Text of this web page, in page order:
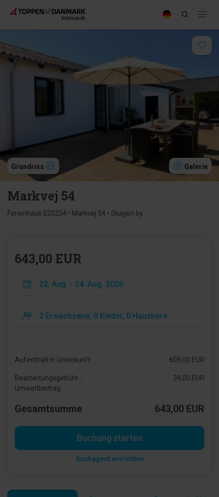
Grundriss Galerie
Markvej 54
Ferienhaus 020254 • Markvej 54 • Skagen by
643,00 EUR
Aufenthalt in Unterkunft 609,00 EUR
Bearbeitungsgebühr -
Umweltbeitrag
34,00 EUR
Gesamtsumme 643,00 EUR
Buchung starten
Suchagent einrichten